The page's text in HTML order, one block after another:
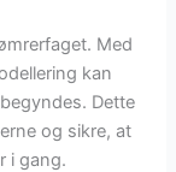
Med
kan
Dette
og sikre, at
i gang.